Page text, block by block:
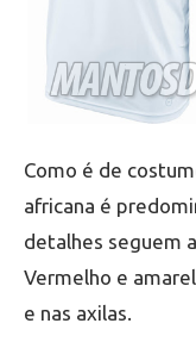
Como é de
africana é
detalhes seguem
Vermelho e
e nas axilas.